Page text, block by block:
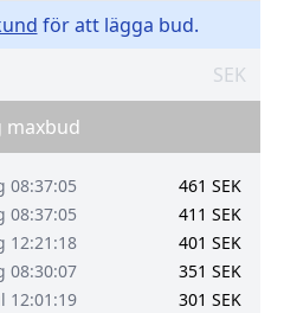
för att lägga bud.
SEK
maxbud
08:37:05 461 SEK
08:37:05 411 SEK
12:21:18 401 SEK
08:30:07 351 SEK
12:01:19 301 SEK